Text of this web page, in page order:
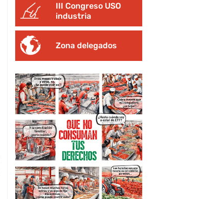
III Congreso USO
industria
Zona delegados